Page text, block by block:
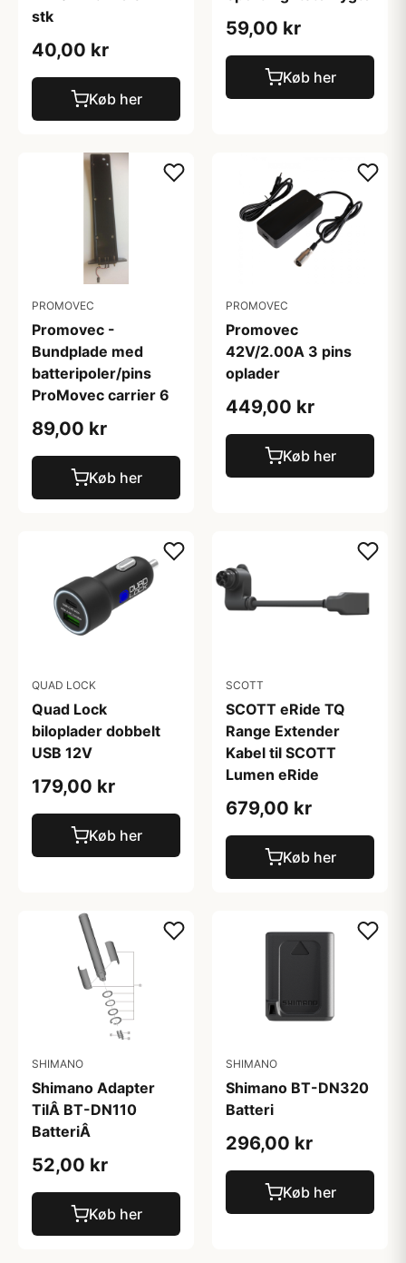
stk
40,00 kr
Køb her
59,00 kr
Køb her
PROMOVEC
Promovec -
Bundplade med
batteripoler/pins
ProMovec carrier 6
89,00 kr
Køb her
PROMOVEC
Promovec
42V/2.00A 3 pins
oplader
449,00 kr
Køb her
QUAD LOCK
Quad Lock
biloplader dobbelt
USB 12V
179,00 kr
Køb her
SCOTT
SCOTT eRide TQ
Range Extender
Kabel til SCOTT
Lumen eRide
679,00 kr
Køb her
SHIMANO
Shimano Adapter
TilÂ BT-DN110
BatteriÂ
52,00 kr
Køb her
SHIMANO
Shimano BT-DN320
Batteri
296,00 kr
Køb her